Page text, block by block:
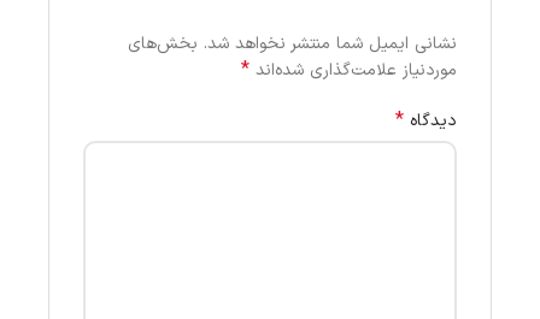
نشانی ایمیل شما منتشر نخواهد شد. بخش‌های
موردنیاز علامت‌گذاری شده‌اند *
دیدگاه *